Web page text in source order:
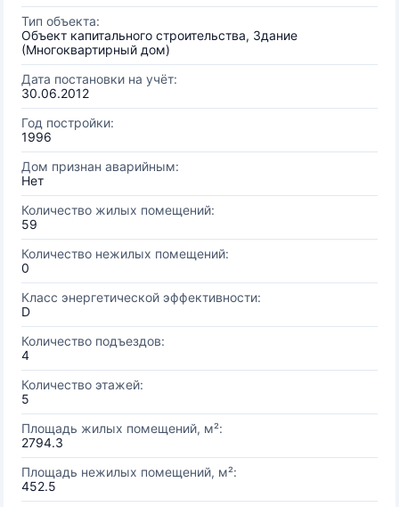
Тип объекта:
Объект капитального строительства, Здание
(Многоквартирный дом)
Дата постановки на учёт:
30.06.2012
Год постройки:
1996
Дом признан аварийным:
Нет
Количество жилых помещений:
59
Количество нежилых помещений:
0
Класс энергетической эффективности:
D
Количество подъездов:
4
Количество этажей:
5
Площадь жилых помещений, м²:
2794.3
Площадь нежилых помещений, м²:
452.5